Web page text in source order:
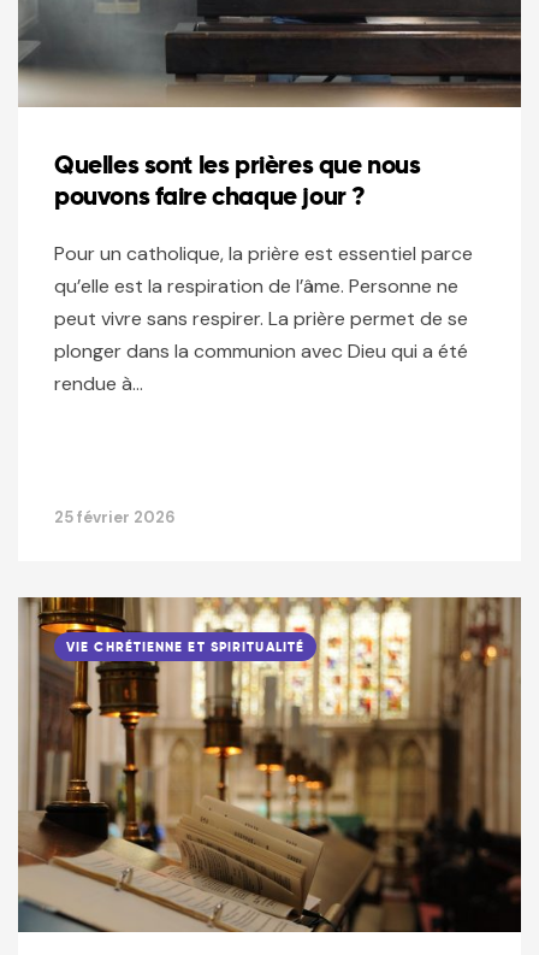
Quelles sont les prières que nous
pouvons faire chaque jour ?
Pour un catholique, la prière est essentiel parce
qu’elle est la respiration de l’âme. Personne ne
peut vivre sans respirer. La prière permet de se
plonger dans la communion avec Dieu qui a été
rendue à…
25 février 2026
VIE CHRÉTIENNE ET SPIRITUALITÉ